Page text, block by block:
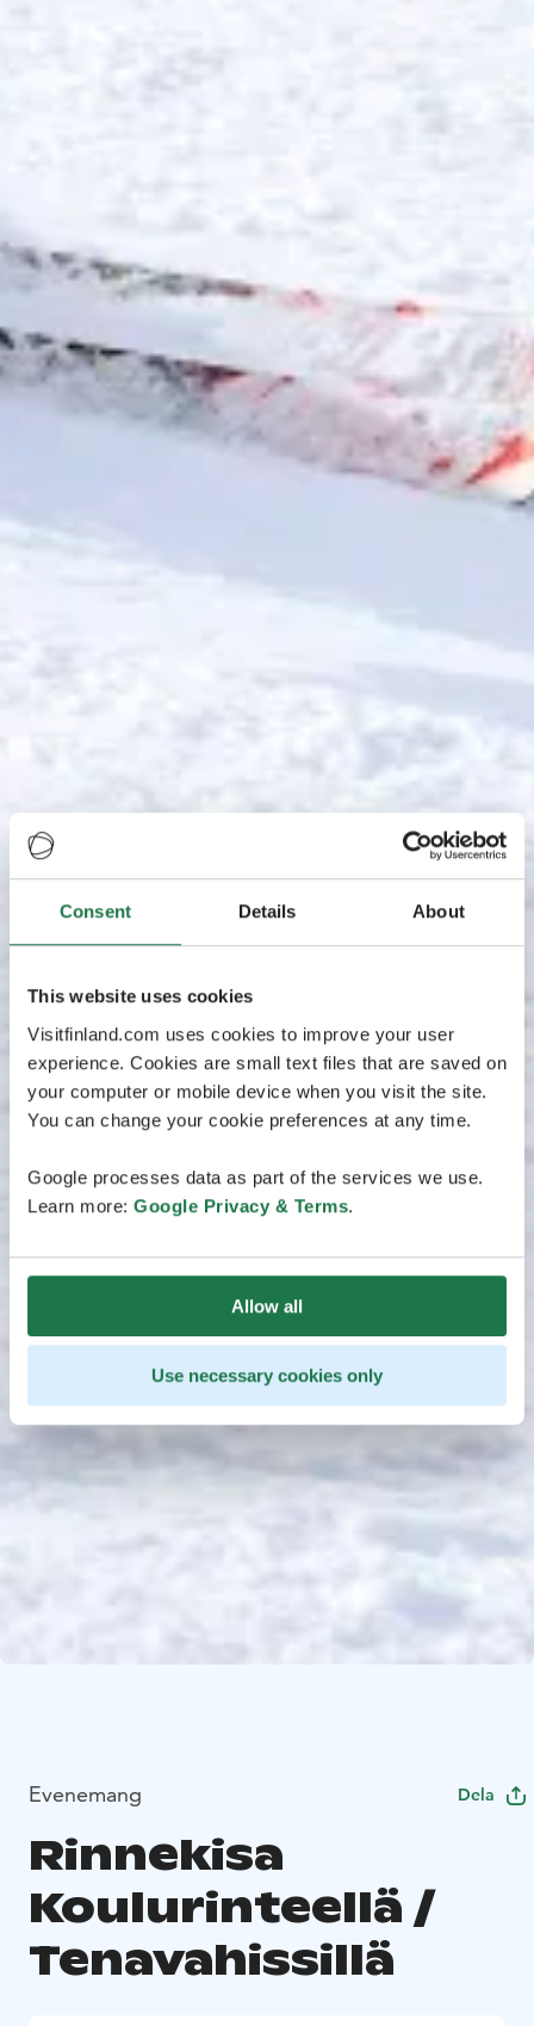
Consent Details About
This website uses cookies
Visitfinland.com uses cookies to improve your user
experience. Cookies are small text files that are saved on
your computer or mobile device when you visit the site.
You can change your cookie preferences at any time.
Google processes data as part of the services we use.
Learn more: Google Privacy & Terms.
Allow all
Use necessary cookies only
Evenemang Dela
Rinnekisa
Koulurinteellä /
Tenavahissillä